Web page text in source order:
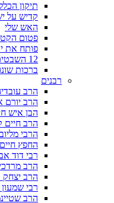
תיקון
קדיש על
האש שלי
פטום
פותח את
12 השבטים
ברכות
רבנים
הרב
הרב יורם
הבן איש
הרב חיים
הרבי
החפץ חיים
רבי דוד
הרב
הרב יצחק
רבי
הרב